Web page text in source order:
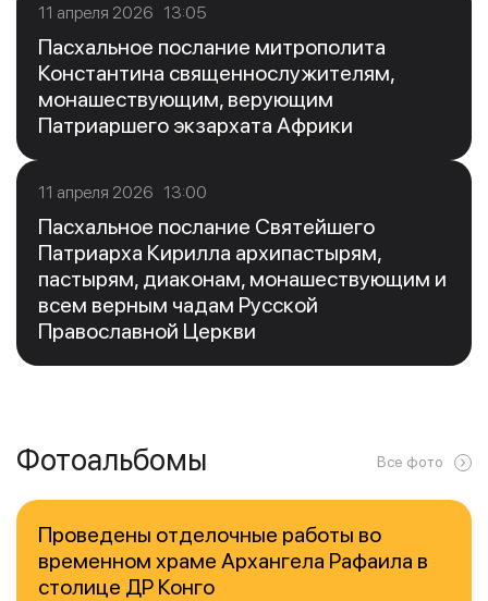
11 апреля 2026 13:05
Пасхальное послание митрополита
Константина священнослужителям,
монашествующим, верующим
Патриаршего экзархата Африки
11 апреля 2026 13:00
Пасхальное послание Святейшего
Патриарха Кирилла архипастырям,
пастырям, диаконам, монашествующим и
всем верным чадам Русской
Православной Церкви
Фотоальбомы Все фото
Проведены отделочные работы во
временном храме Архангела Рафаила в
столице ДР Конго